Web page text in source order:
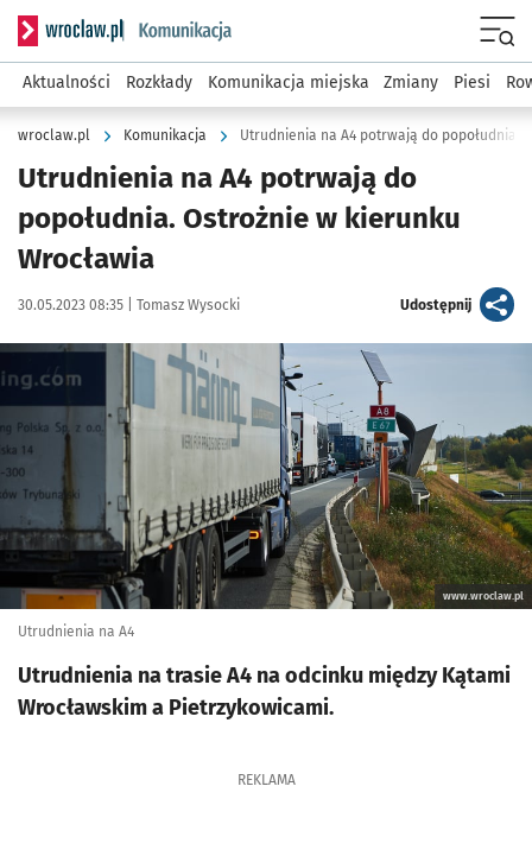
Serwis informacyjny wroclaw.pl podserwis: Komunikacja
Aktualności Rozkłady Komunikacja miejska Zmiany Piesi
wroclaw.pl Komunikacja Utrudnienia na A4 potrwają do popołudnia.
Utrudnienia na A4 potrwają do
popołudnia. Ostrożnie w kierunku
Wrocławia
Data publikacji:
30.05.2023 08:35 | Autor:
Tomasz Wysocki Udostępnijartykuł
Kliknij, aby powiększyć
www.wroclaw.pl
Utrudnienia na A4
Utrudnienia na trasie A4 na odcinku między Kątami
Wrocławskim a Pietrzykowicami.
REKLAMA